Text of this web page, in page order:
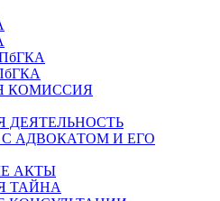
КОМИССИЯ
ДЕЯТЕЛЬНОСТЬ
АДВОКАТОМ И ЕГО
АКТЫ
ТАЙНА